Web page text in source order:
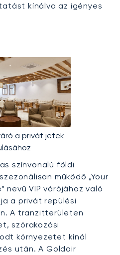
kínálva az igényes
a privát jetek
színvonalú földi
működő „Your
nevű VIP várójához való
a privát repülési
A tranzitterületen
szórakozási
környezetet kínál
után. A Goldair